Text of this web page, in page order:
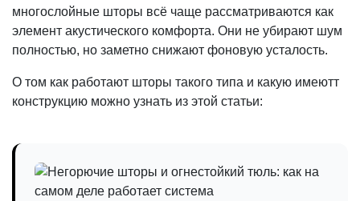
многослойные шторы всё чаще рассматриваются как
элемент акустического комфорта. Они не убирают шум
полностью, но заметно снижают фоновую усталость.
О том как работают шторы такого типа и какую имеютт
конструкцию можно узнать из этой статьи: